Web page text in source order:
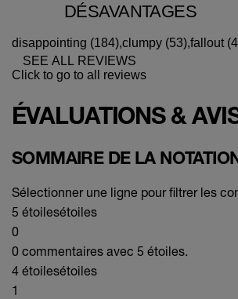
DÉSAVANTAGES
disappointing (184),clumpy (53),fallout
SEE ALL REVIEWS
Click to go to all reviews
ÉVALUATIONS &
SOMMAIRE DE LA
Sélectionner une ligne pour filtrer les
5 étoilesétoiles
0
0 commentaires avec 5 étoiles.
4 étoilesétoiles
1